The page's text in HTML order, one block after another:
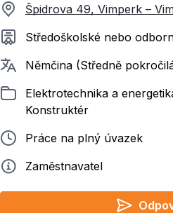
Špidrova 49, Vimperk –
Požadované vzdělání
Středoškolské nebo
Požadované jazyky
Němčina (Středně
ZařazenoElektrotechnika a
Konstruktér
Typ pracovního poměru
Práce na plný úvazek
ZadavatelZaměstnavatel